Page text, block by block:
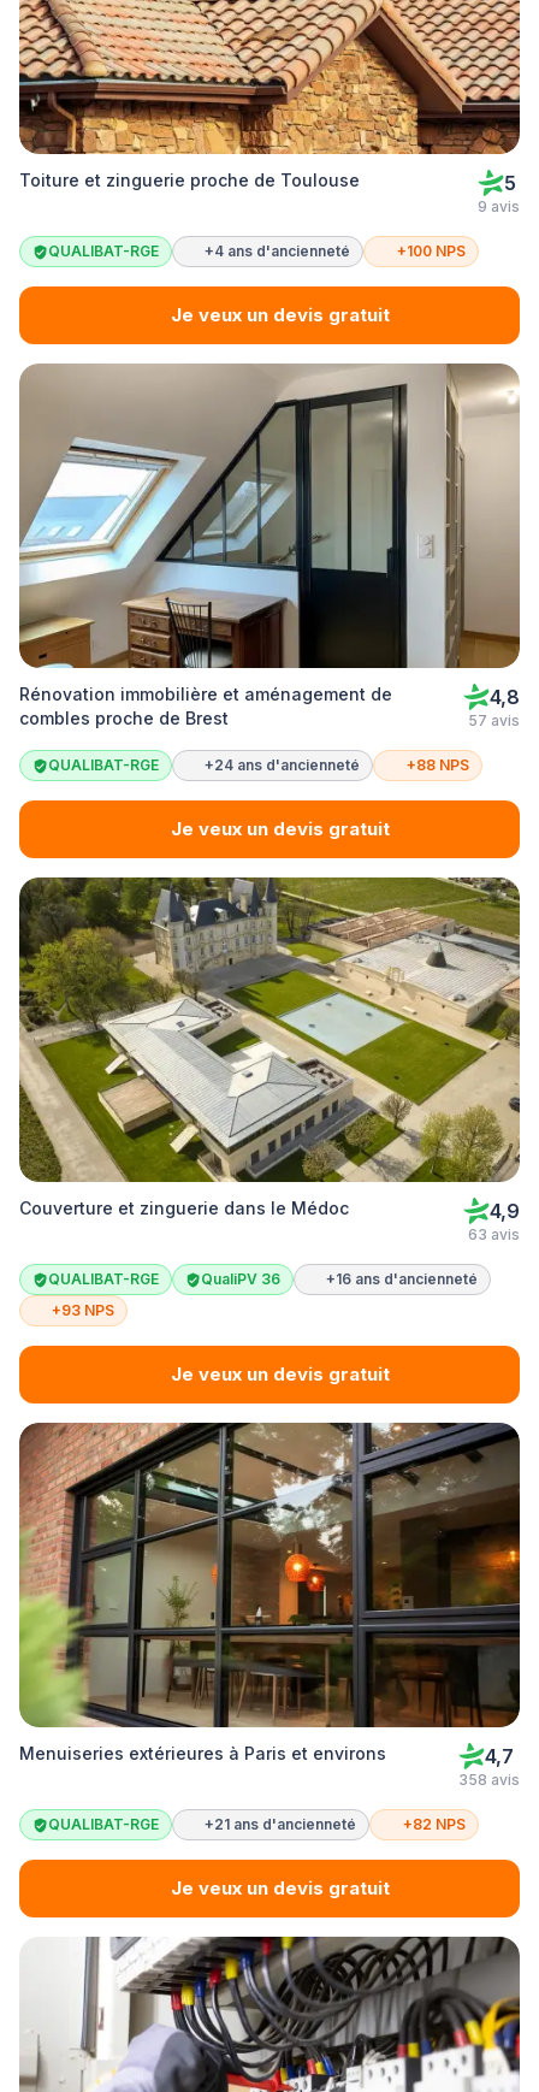
Toiture et zinguerie proche de Toulouse 5
9 avis
QUALIBAT-RGE +4 ans d'ancienneté +100 NPS
Je veux un devis gratuit
Rénovation immobilière et aménagement de
combles proche de Brest
4,8
57 avis
QUALIBAT-RGE +24 ans d'ancienneté +88 NPS
Je veux un devis gratuit
Couverture et zinguerie dans le Médoc 4,9
63 avis
QUALIBAT-RGE QualiPV 36
+16 ans d'ancienneté
+93 NPS
Je veux un devis gratuit
Menuiseries extérieures à Paris et environs 4,7
358 avis
QUALIBAT-RGE +21 ans d'ancienneté +82 NPS
Je veux un devis gratuit